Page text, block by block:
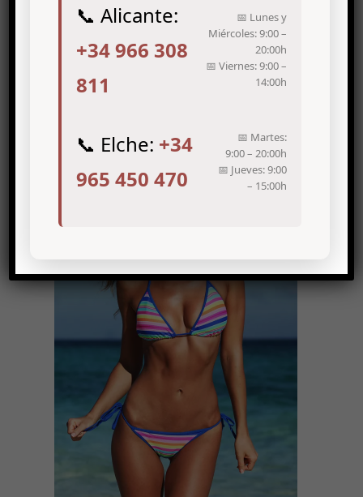
📞 Alicante:
+34 966 308
811
📅 Lunes y
Miércoles: 9:00 –
20:00h
📅 Viernes: 9:00 –
14:00h
📞 Elche: +34
965 450 470
📅 Martes:
9:00 – 20:00h
📅 Jueves: 9:00
– 15:00h